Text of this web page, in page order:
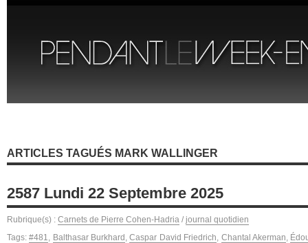
ARTICLES TAGUÉS MARK WALLINGER
2587 Lundi 22 Septembre 2025
Rubrique(s) : Carnets de Pierre Cohen-Hadria / journal quotidien
Tags:#481, Balthasar Burkhard ,Caspar David Friedrich, Chantal Akerman,